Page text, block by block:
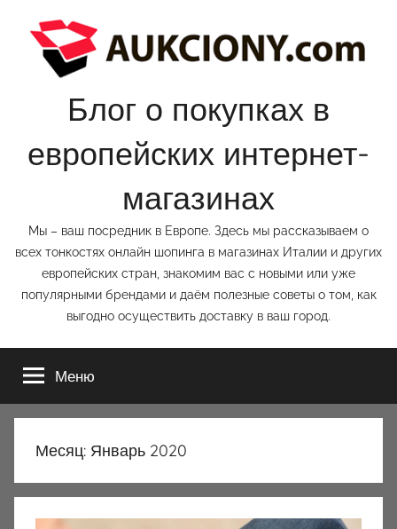
содержимому
Блог о покупках в
европейских интернет-
магазинах
Мы – ваш посредник в Европе. Здесь мы рассказываем о
всех тонкостях онлайн шопинга в магазинах Италии и других
европейских стран, знакомим вас с новыми или уже
популярными брендами и даём полезные советы о том, как
выгодно осуществить доставку в ваш город.
Меню
Месяц: Январь 2020